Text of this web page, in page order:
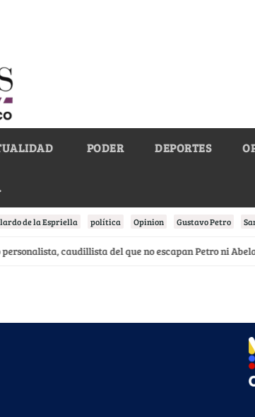
PODER DEPORTES
de la Espriella política Opinion Gustavo Petro
caudillista del que no escapan Petro ni Abelardo,